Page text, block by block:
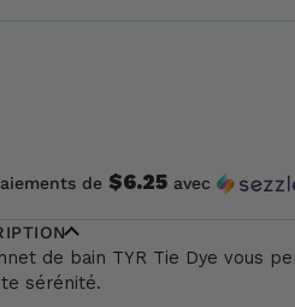
de $6.25avec
de bain TYR Tie Dye vous
sérénité.